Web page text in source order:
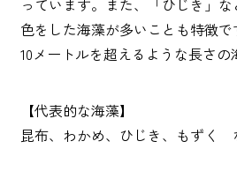
っています。また、「ひじき」
色をした海藻が多いことも特徴で
10メートルを超えるような長さの
【代表的な海藻】
昆布、わかめ、ひじき、もずく